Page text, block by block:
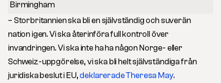
– Storbritannien ska bli en självständig och suverän
nation igen. Vi ska återinföra full kontroll över
invandringen. Vi ska inte ha ha någon Norge- eller
Schweiz-uppgörelse, vi ska bli helt självständiga från
juridiska beslut i EU, deklarerade Theresa May.